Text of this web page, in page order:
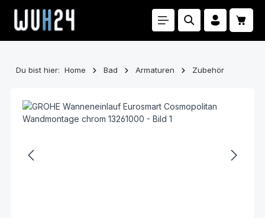
Zum Hauptinhalt springen
Du bist hier: Home Bad Armaturen Zubehör